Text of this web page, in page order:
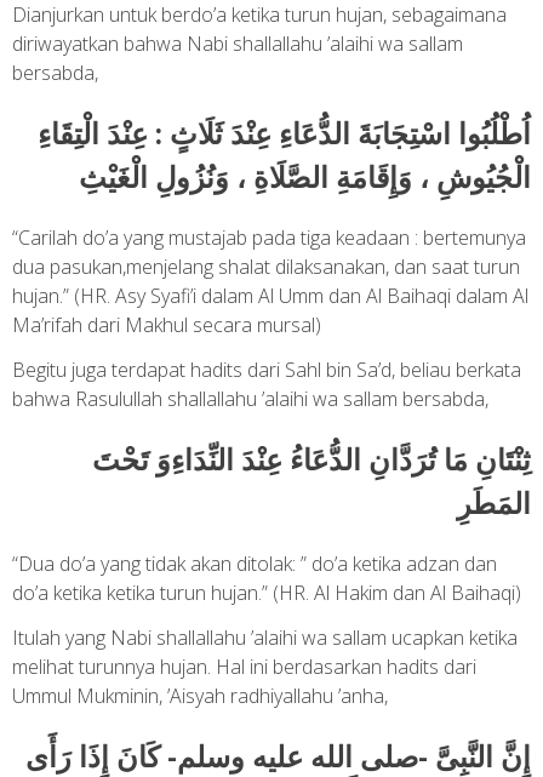
Dianjurkan untuk berdo’a ketika turun hujan, sebagaimana
diriwayatkan bahwa Nabi shallallahu ’alaihi wa sallam
bersabda,
اُطْلُبُوا اسْتِجَابَةَ الدُّعَاءِ عِنْدَ ثَلَاثٍ : عِنْدَ الْتِقَاءِ
الْجُيُوشِ ، وَإِقَامَةِ الصَّلَاةِ ، وَنُزُولِ الْغَيْثِ
“Carilah do’a yang mustajab pada tiga keadaan : bertemunya
dua pasukan,menjelang shalat dilaksanakan, dan saat turun
hujan.” (HR. Asy Syafi’i dalam Al Umm dan Al Baihaqi dalam Al
Ma’rifah dari Makhul secara mursal)
Begitu juga terdapat hadits dari Sahl bin Sa’d, beliau berkata
bahwa Rasulullah shallallahu ’alaihi wa sallam bersabda,
ثِنْتَانِ مَا تُرَدَّانِ الدُّعَاءُ عِنْدَ النِّدَاءِوَ تَحْتَ
المَطَرِ
“Dua do’a yang tidak akan ditolak: ” do’a ketika adzan dan
do’a ketika ketika turun hujan.” (HR. Al Hakim dan Al Baihaqi)
Itulah yang Nabi shallallahu ’alaihi wa sallam ucapkan ketika
melihat turunnya hujan. Hal ini berdasarkan hadits dari
Ummul Mukminin, ’Aisyah radhiyallahu ’anha,
إِنَّ النَّبِىَّ -صلى الله عليه وسلم- كَانَ إِذَا رَأَى